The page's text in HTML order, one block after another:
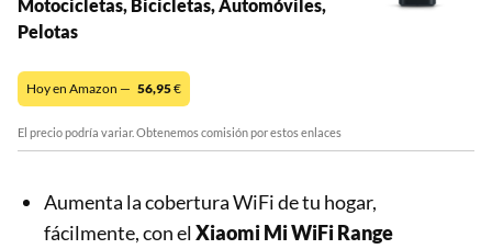
Motocicletas, Bicicletas, Automóviles,
Pelotas
Hoy en Amazon — 56,95€
El precio podría variar. Obtenemos comisión por estos enlaces
Aumenta la cobertura WiFi de tu hogar,
fácilmente, con el Xiaomi Mi WiFi Range